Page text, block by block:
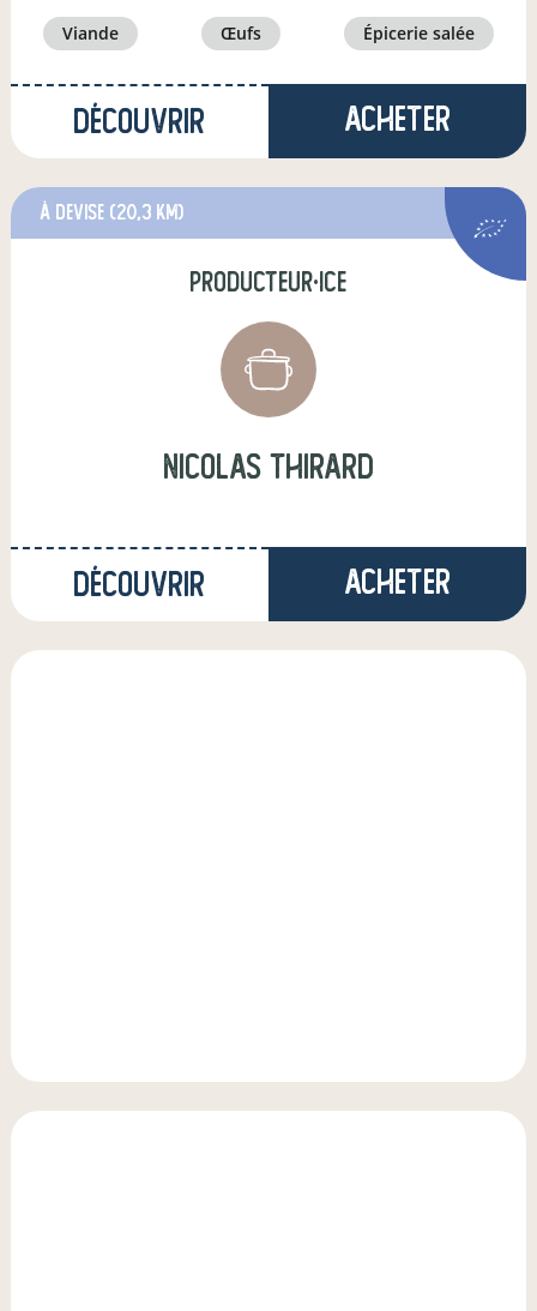
viande œufs épicerie salée
Découvrir Acheter
à Devise (20,3 km)
producteur·ice
nicolas thirard
Découvrir Acheter